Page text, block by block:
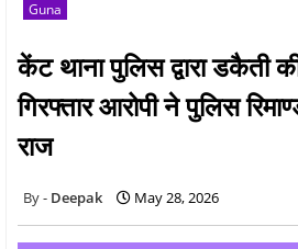
Guna
केंट थाना पुलिस द्वारा डकैती
गिरफ्तार आरोपी ने पुलिस
राज
Deepak May 28, 2026